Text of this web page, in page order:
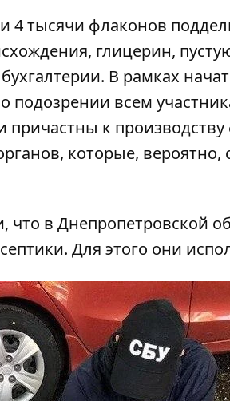
4 тысячи флаконов
глицерин,
В рамках
подозрении всем
причастны к
которые, вероятно,
в Днепропетровской
. Для этого они